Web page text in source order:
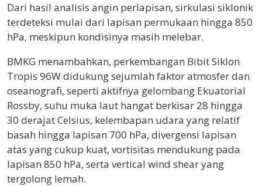
Dari hasil analisis angin perlapisan, sirkulasi siklonik
terdeteksi mulai dari lapisan permukaan hingga 850
hPa, meskipun kondisinya masih melebar.
BMKG menambahkan, perkembangan Bibit Siklon
Tropis 96W didukung sejumlah faktor atmosfer dan
oseanografi, seperti aktifnya gelombang Ekuatorial
Rossby, suhu muka laut hangat berkisar 28 hingga
30 derajat Celsius, kelembapan udara yang relatif
basah hingga lapisan 700 hPa, divergensi lapisan
atas yang cukup kuat, vortisitas mendukung pada
lapisan 850 hPa, serta vertical wind shear yang
tergolong lemah.